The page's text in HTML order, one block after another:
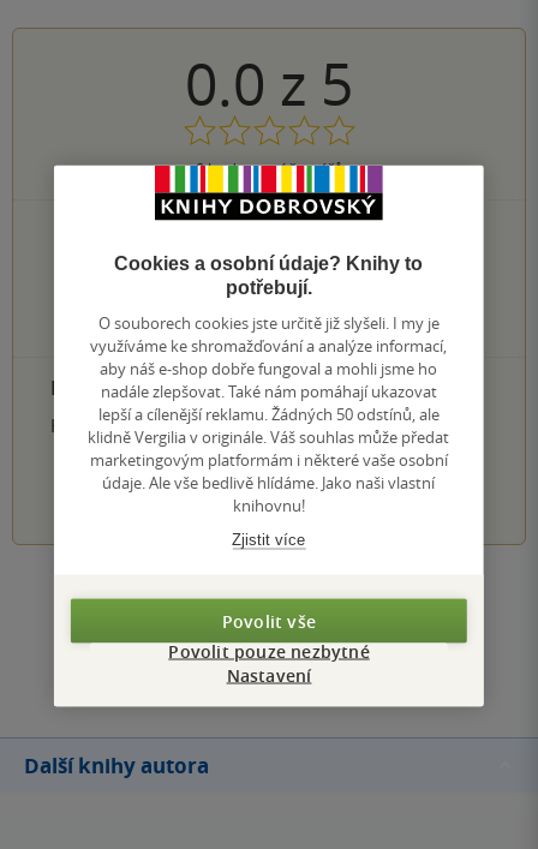
0.0 z 5
0hodnocení čtenářů
0×
4 hvězdičky
0×
3 hvězdičky
0×
0×
1 hvezdička
PŘIDEJTE SVÉ HODNOCENÍ PRODUKTU
Hodnocení našich knihkupců: 0.0 z 5
1 2 3 4 5
Přidat hodnocení
Další knihy autora
Cookies a osobní údaje? Knihy to
potřebují.
O souborech cookies jste určitě již slyšeli. I my je
využíváme ke shromažďování a analýze informací,
aby náš e-shop dobře fungoval a mohli jsme ho
nadále zlepšovat. Také nám pomáhají ukazovat
lepší a cílenější reklamu. Žádných 50 odstínů, ale
klidně Vergilia v originále. Váš souhlas může předat
marketingovým platformám i některé vaše osobní
údaje. Ale vše bedlivě hlídáme. Jako naši vlastní
knihovnu!
Zjistit více
Povolit vše
Povolit pouze nezbytné
Nastavení